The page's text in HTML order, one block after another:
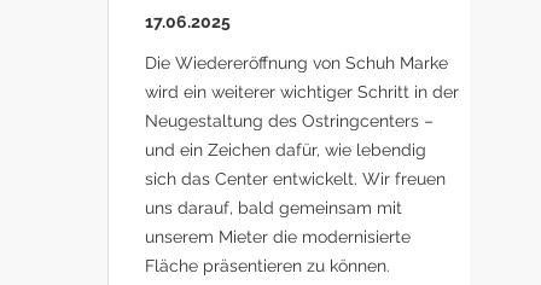
17.06.2025
Die Wiedereröffnung von Schuh Marke
wird ein weiterer wichtiger Schritt in der
Neugestaltung des Ostringcenters –
und ein Zeichen dafür, wie lebendig
sich das Center entwickelt. Wir freuen
uns darauf, bald gemeinsam mit
unserem Mieter die modernisierte
Fläche präsentieren zu können.